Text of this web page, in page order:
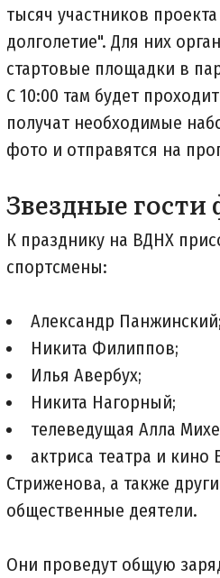
тысяч участников
долголетие". Для них
стартовые площадки в
С 10:00 там будет
получат необходимые
фото и отправятся на
Звездные гости
К празднику на ВДНХ
спортсмены:
Александр Панжинский;
Никита Филиппов;
Илья Авербух;
Никита Нагорный;
телеведущая Алла
актриса театра и кино
Стриженова, а также
общественные деятели.
Они проведут общую